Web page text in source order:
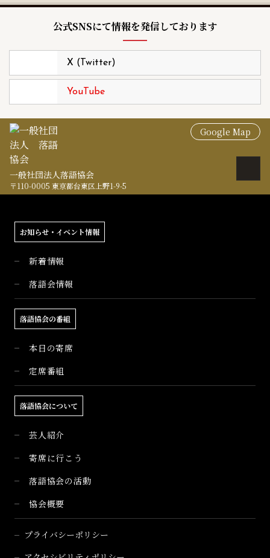
公式SNSにて情報を発信しております
X (Twitter)
YouTube
Google Map
一般社団法人落語協会
〒110-0005 東京都台東区上野1-9-5
お知らせ・イベント情報
新着情報
落語会情報
落語協会の番組
本日の寄席
定席番組
落語協会について
芸人紹介
寄席に行こう
落語協会の活動
協会概要
プライバシーポリシー